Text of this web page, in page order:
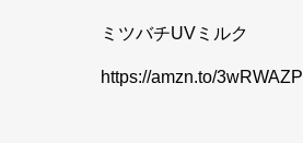
ミツバチUVミルク
https://amzn.to/3wRWAZP